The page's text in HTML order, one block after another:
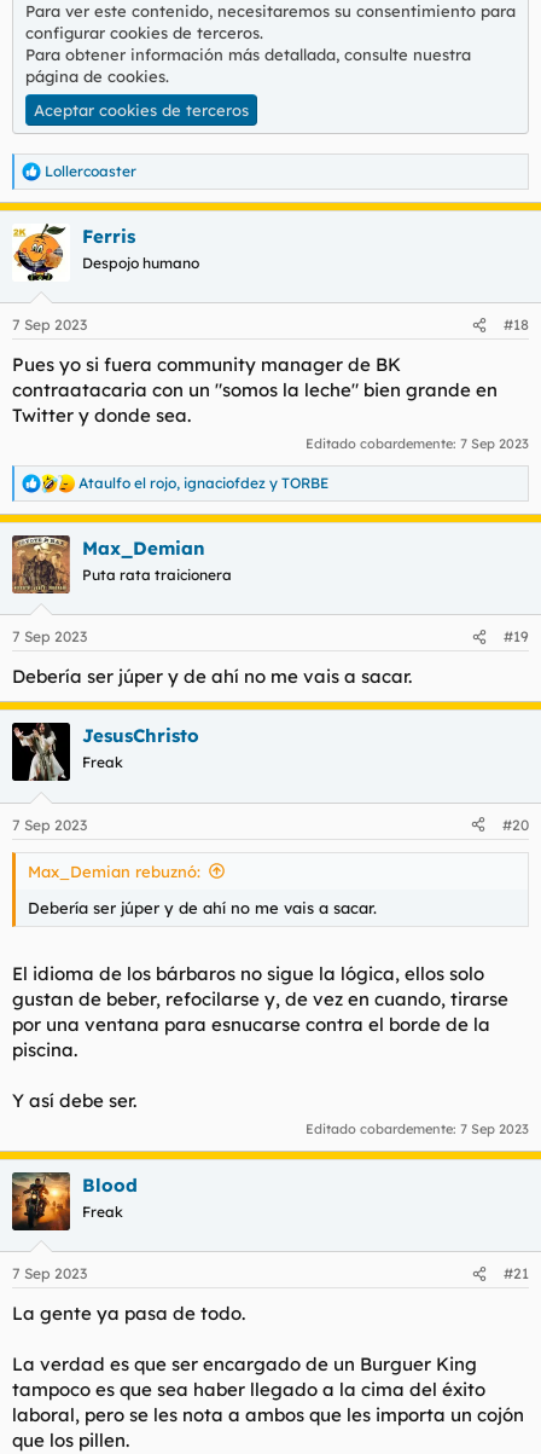
Para ver este contenido, necesitaremos su consentimiento para
configurar cookies de terceros.
Para obtener información más detallada, consulte nuestra
página de cookies.
Aceptar cookies de terceros
R
e
a
c
c
e
:
Lollercoaster
Ferris
Despojo humano
7 Sep 2023 #18
Pues yo si fuera community manager de BK
contraatacaria con un "somos la leche" bien grande en
Twitter y donde sea.
Editado cobardemente: 7 Sep 2023
R
e
a
c
c
i
e
:
Ataulfo el rojo, ignaciofdez y TORBE
Max_Demian
Puta rata traicionera
7 Sep 2023 #19
Debería ser júper y de ahí no me vais a sacar.
JesusChristo
Freak
7 Sep 2023 #20
Max_Demian rebuznó:
Debería ser júper y de ahí no me vais a sacar.
El idioma de los bárbaros no sigue la lógica, ellos solo
gustan de beber, refocilarse y, de vez en cuando, tirarse
por una ventana para esnucarse contra el borde de la
piscina.
Y así debe ser.
Editado cobardemente: 7 Sep 2023
Blood
Freak
7 Sep 2023 #21
La gente ya pasa de todo.
La verdad es que ser encargado de un Burguer King
tampoco es que sea haber llegado a la cima del éxito
laboral, pero se les nota a ambos que les importa un cojón
que los pillen.